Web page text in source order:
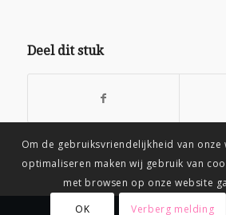
Deel dit stuk
Om de gebruiksvriendelijkheid van onze
optimaliseren maken wij gebruik van
met browsen op onze website
OK
Verberg melding